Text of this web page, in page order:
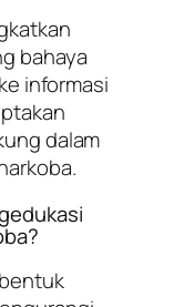
bahaya
informasi
dalam